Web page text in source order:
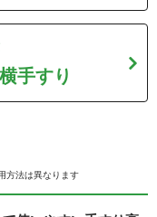
手すり
方法は異なります